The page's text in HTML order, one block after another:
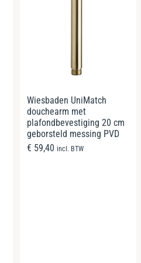
Wiesbaden UniMatch
douchearm met
plafondbevestiging 20 cm
geborsteld messing PVD
€ 59,40 incl. BTW